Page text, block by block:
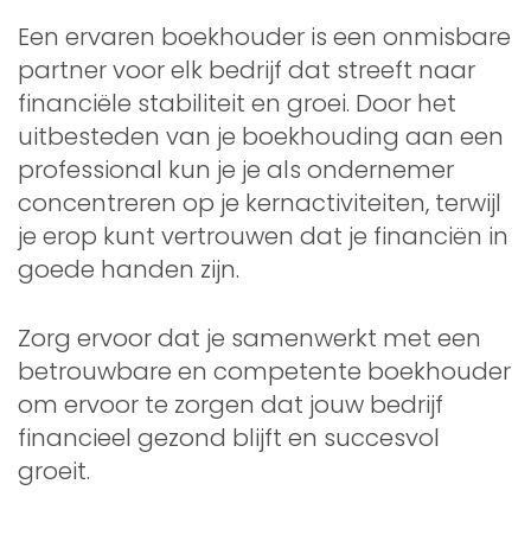
Een ervaren boekhouder is een onmisbare
partner voor elk bedrijf dat streeft naar
financiële stabiliteit en groei. Door het
uitbesteden van je boekhouding aan een
professional kun je je als ondernemer
concentreren op je kernactiviteiten, terwijl
je erop kunt vertrouwen dat je financiën in
goede handen zijn.
Zorg ervoor dat je samenwerkt met een
betrouwbare en competente boekhouder
om ervoor te zorgen dat jouw bedrijf
financieel gezond blijft en succesvol
groeit.